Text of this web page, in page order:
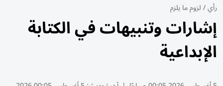
رأي/لزوم ما يلزم
إشارات وتنبيهات في الكتابة
الإبداعية